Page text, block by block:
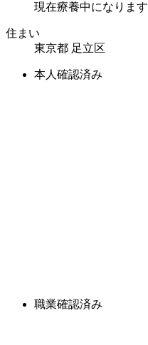
現在療養中になります
住まい
東京都 足立区
本人確認済み
職業確認済み